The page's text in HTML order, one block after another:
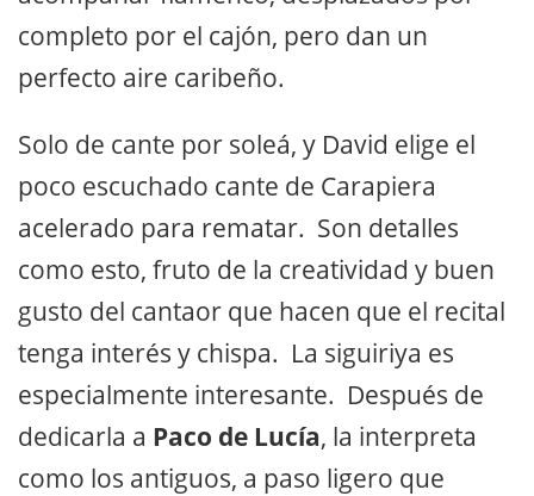
completo por el cajón, pero dan un
perfecto aire caribeño.
Solo de cante por soleá, y David elige el
poco escuchado cante de Carapiera
acelerado para rematar. Son detalles
como esto, fruto de la creatividad y buen
gusto del cantaor que hacen que el recital
tenga interés y chispa. La siguiriya es
especialmente interesante. Después de
dedicarla a Paco de Lucía, la interpreta
como los antiguos, a paso ligero que